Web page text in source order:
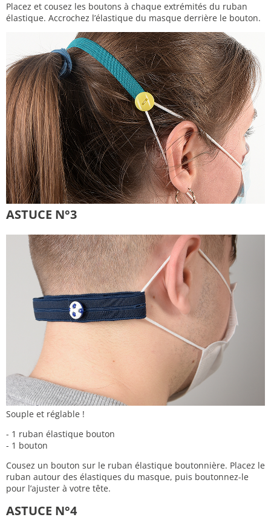
Placez et cousez les boutons à chaque extrémités du ruban
élastique. Accrochez l’élastique du masque derrière le bouton.
ASTUCE N°3
Souple et réglable !
- 1 ruban élastique bouton
- 1 bouton
Cousez un bouton sur le ruban élastique boutonnière. Placez le
ruban autour des élastiques du masque, puis boutonnez-le
pour l’ajuster à votre tête.
ASTUCE N°4